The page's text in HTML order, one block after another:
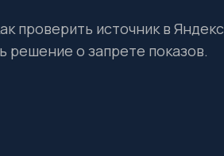
проверить источник в Яндекс
решение о запрете показов.